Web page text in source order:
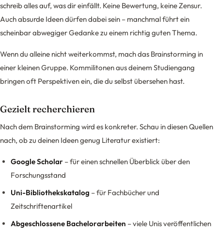
schreib alles auf, was dir einfällt. Keine Bewertung, keine Zensur.
Auch absurde Ideen dürfen dabei sein – manchmal führt ein
scheinbar abwegiger Gedanke zu einem richtig guten Thema.
Wenn du alleine nicht weiterkommst, mach das Brainstorming in
einer kleinen Gruppe. Kommilitonen aus deinem Studiengang
bringen oft Perspektiven ein, die du selbst übersehen hast.
Gezielt recherchieren
Nach dem Brainstorming wird es konkreter. Schau in diesen Quellen
nach, ob zu deinen Ideen genug Literatur existiert:
Google Scholar – für einen schnellen Überblick über den
Forschungsstand
Uni-Bibliothekskatalog – für Fachbücher und
Zeitschriftenartikel
Abgeschlossene Bachelorarbeiten – viele Unis veröffentlichen